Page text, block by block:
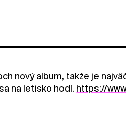
nový album, takže je
na letisko hodí. https://